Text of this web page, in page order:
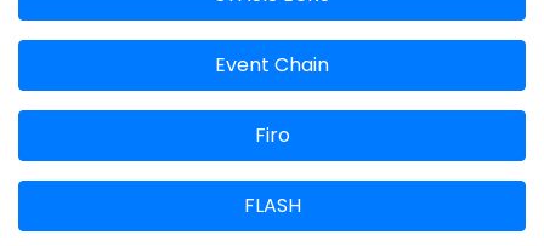
Event Chain
Firo
FLASH